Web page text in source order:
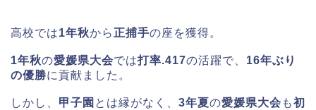
高校では1年秋から 正捕手の座を獲得。
1年秋の愛媛県大会では打率.417の活躍で、 16年ぶり
の優勝に貢献ました。
しかし、 甲子園 とは縁がなく、 3年夏の愛媛県大会 も初